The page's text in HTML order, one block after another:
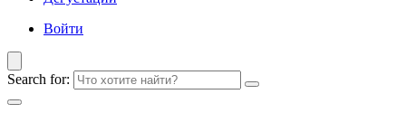
Войти
Search for: